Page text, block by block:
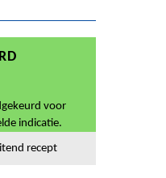
voor
indicatie.
recept